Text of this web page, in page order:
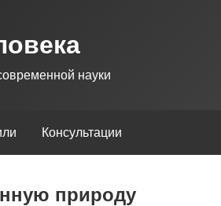
науки
Консультации
природу